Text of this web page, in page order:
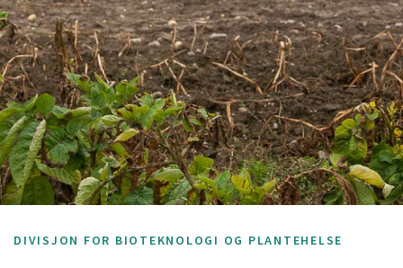
DIVISJON FOR BIOTEKNOLOGI OG PLANTEHELSE